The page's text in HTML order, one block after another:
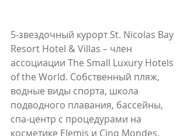
5-звездочный курорт St. Nicolas Bay
Resort Hotel & Villas – член
ассоциации The Small Luxury Hotels
of the World. Собственный пляж,
водные виды спорта, школа
подводного плавания, бассейны,
спа-центр с процедурами на
косметике Elemis и Cinq Mondes,